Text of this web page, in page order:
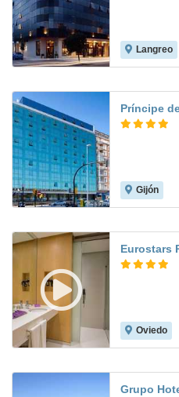
Langreo
Príncipe
Gijón
Eurostars
Oviedo
Grupo